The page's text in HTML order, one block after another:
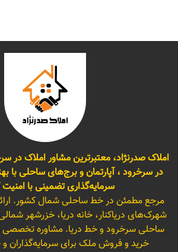
املاک صدرنژاد، معتبرترین مشاور املاک در
در سرخرود ، آپارتمان و برج‌های ساحلی با
سرمایه‌گذاری تضمینی با
مرجع مطمئن در خط ساحلی شمال کشور.
شهرک‌های دریاکنار، خانه دریا، خزرشهر
ساحلی سرخرود و خط دریا. مشاوره تخصصی
خرید و فروش ملک برای سرمایه‌گذاران و